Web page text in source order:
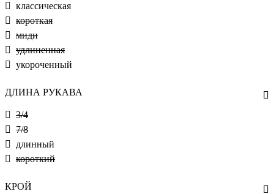
классическая
короткая
миди
удлиненная
укороченный
ДЛИНА РУКАВА
3/4
7/8
длинный
короткий
КРОЙ